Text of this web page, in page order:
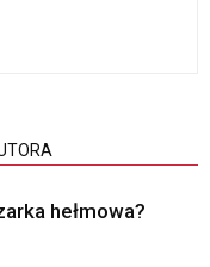
hełmowa?